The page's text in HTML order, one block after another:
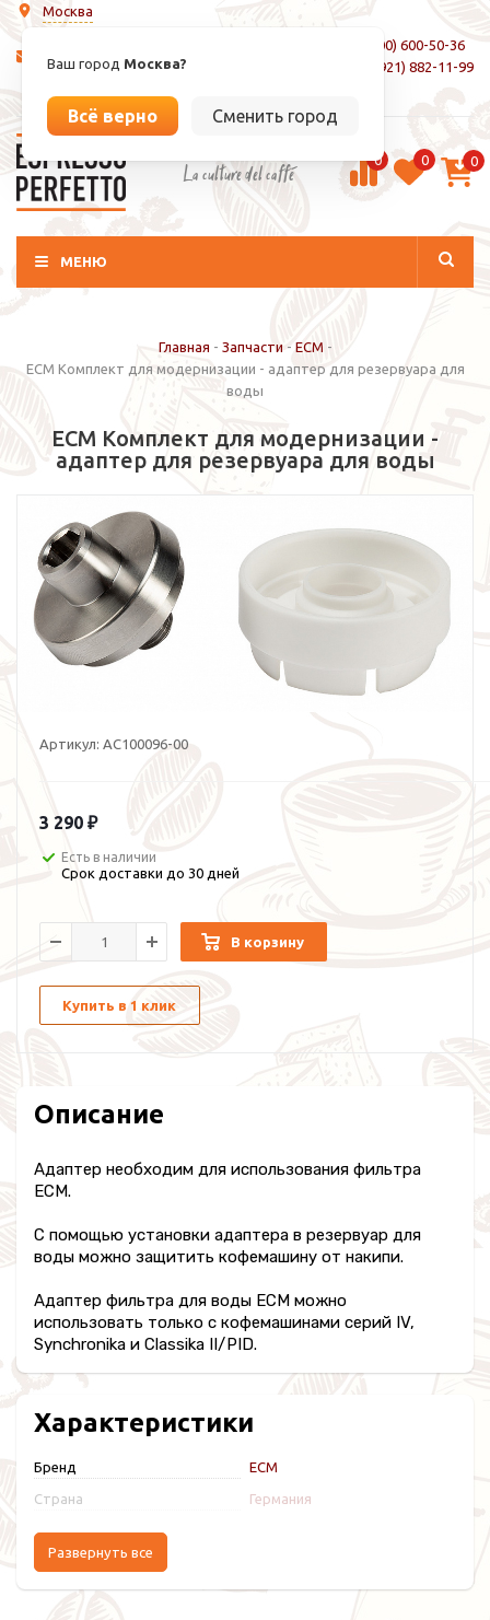
Москва
Ваш город Москва?
Всё верно Сменить город
info@espressoperfetto.ru
8 (800) 600-50-36
+7 (921) 882-11-99
La culture del caffé 0 0 0
МЕНЮ
Главная - Запчасти - ECM -
ECM Комплект для модернизации - адаптер для резервуара для
воды
ECM Комплект для модернизации -
адаптер для резервуара для воды
Артикул: AC100096-00
3 290 ₽
Есть в наличии
Срок доставки до 30 дней
В корзину
Купить в 1 клик
Описание
Адаптер необходим для использования фильтра
ECM.
С помощью установки адаптера в резервуар для
воды можно защитить кофемашину от накипи.
Адаптер фильтра для воды ECM можно
использовать только с кофемашинами серий IV,
Synchronika и Classika II/PID.
Характеристики
Бренд ECM
Страна Германия
Развернуть все